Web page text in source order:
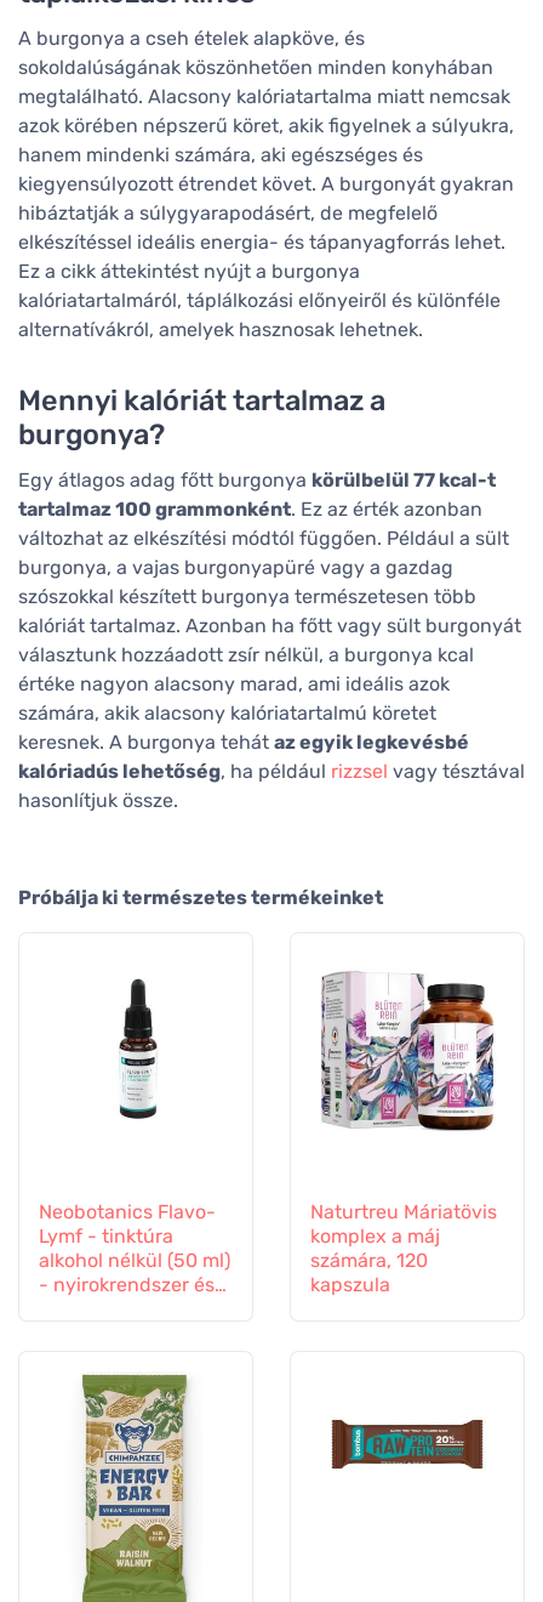
A burgonya a cseh ételek alapköve, és
sokoldalúságának köszönhetően minden konyhában
megtalálható. Alacsony kalóriatartalma miatt nemcsak
azok körében népszerű köret, akik figyelnek a súlyukra,
hanem mindenki számára, aki egészséges és
kiegyensúlyozott étrendet követ. A burgonyát gyakran
hibáztatják a súlygyarapodásért, de megfelelő
elkészítéssel ideális energia- és tápanyagforrás lehet.
Ez a cikk áttekintést nyújt a burgonya
kalóriatartalmáról, táplálkozási előnyeiről és különféle
alternatívákról, amelyek hasznosak lehetnek.
Mennyi kalóriát tartalmaz a
burgonya?
Egy átlagos adag főtt burgonya körülbelül 77 kcal-t
tartalmaz 100 grammonként. Ez az érték azonban
változhat az elkészítési módtól függően. Például a sült
burgonya, a vajas burgonyapüré vagy a gazdag
szószokkal készített burgonya természetesen több
kalóriát tartalmaz. Azonban ha főtt vagy sült burgonyát
választunk hozzáadott zsír nélkül, a burgonya kcal
értéke nagyon alacsony marad, ami ideális azok
számára, akik alacsony kalóriatartalmú köretet
keresnek. A burgonya tehát az egyik legkevésbé
kalóriadús lehetőség, ha például rizzsel vagy tésztával
hasonlítjuk össze.
Próbálja ki természetes termékeinket
Neobotanics Flavo-
Lymf - tinktúra
alkohol nélkül (50 ml)
- nyirokrendszer és
Naturtreu Máriatövis
komplex a máj
számára, 120
kapszula